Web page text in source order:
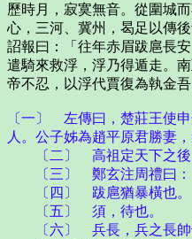
歷時月，寂寞無音。從圍城
心，三河、冀州，曷足以傳
詔報曰：「往年赤眉跋扈長
遣騎來救浮，浮乃得遁走。
帝不忍，以浮代賈復為執金
〔一〕 左傳曰，楚莊王使
人。公子姊為趙平原君勝妻
〔二〕 高祖定天下之後，
〔三〕 鄭玄注周禮曰：
〔四〕 跋扈猶暴橫也。
〔五〕 須，待也。
〔六〕 兵長，兵之長帥